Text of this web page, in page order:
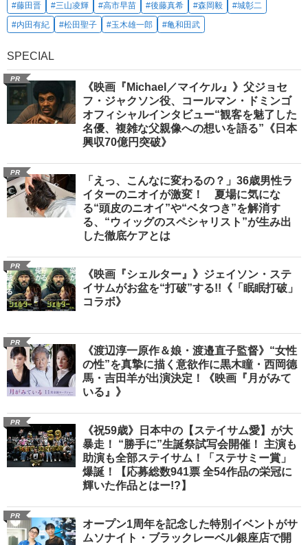
#藤田晋 #三山凌輝 #高市早苗 #後藤真希 #森岡毅
#城彰二
#内田有紀
#松田聖子 #玉木雄一郎 #亀和田武
SPECIAL
PR
《映画『Michael／マイケル』》父ジョセ
フ・ジャクソン役、コールマン・ドミンゴ
オフィシャルインタビュー“観客を魅了した
名優、複雑な父親像への想いを語る”《日本
興収70億円突破》
PR
「えっ、こんなに変わるの？」36歳男性ラ
イターのニオイが激変！ 夏場に気にな
る“頭皮のニオイ”や“ベタつき”を解消す
る、“ウィッグのスペシャリスト”が生み出
した徹底ケアとは
PR
《映画『シェルター』》ジェイソン・ステ
イサムがお盆を“打破”する!!《「眠眠打破」
コラボ》
PR
《渡辺淳一原作＆娘・渡邉直子監督》“女性
の性”を真摯に描く意欲作に黒木瞳・西岡德
馬・吉田羊が出演決定！《映画『月がみて
いる』》
PR
《祝59歳》日本中の【ステイサム愛】が大
暴走！ “勝手に”生誕祭試写会開催！ 主演も
助演も全部ステイサム！「ステサミー賞」
爆誕！【応募総数941票 全54作品の栄冠に
輝いた作品とはー!?】
PR
オープン1周年を記念した特別イベントがサ
ムソナイト・ブラックレーベル銀座店で開